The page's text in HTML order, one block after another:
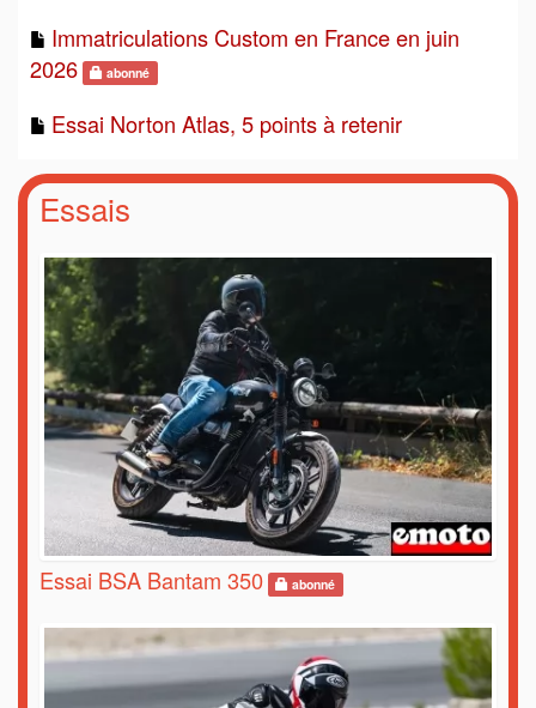
Immatriculations Custom en France en juin
2026
abonné
Essai Norton Atlas, 5 points à retenir
Essais
Essai BSA Bantam 350 abonné